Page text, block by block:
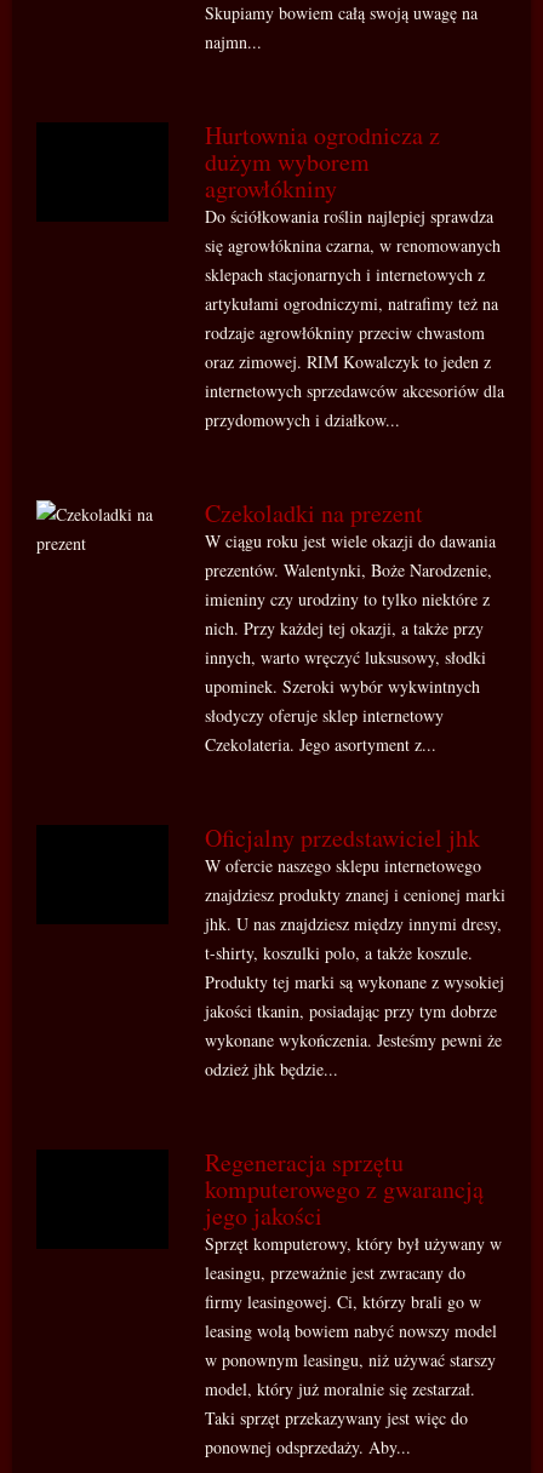
Skupiamy bowiem całą swoją uwagę na
najmn...
Hurtownia ogrodnicza z
dużym wyborem
agrowłókniny
Do ściółkowania roślin najlepiej sprawdza
się agrowłóknina czarna, w renomowanych
sklepach stacjonarnych i internetowych z
artykułami ogrodniczymi, natrafimy też na
rodzaje agrowłókniny przeciw chwastom
oraz zimowej. RIM Kowalczyk to jeden z
internetowych sprzedawców akcesoriów dla
przydomowych i działkow...
Czekoladki na prezent
W ciągu roku jest wiele okazji do dawania
prezentów. Walentynki, Boże Narodzenie,
imieniny czy urodziny to tylko niektóre z
nich. Przy każdej tej okazji, a także przy
innych, warto wręczyć luksusowy, słodki
upominek. Szeroki wybór wykwintnych
słodyczy oferuje sklep internetowy
Czekolateria. Jego asortyment z...
Oficjalny przedstawiciel jhk
W ofercie naszego sklepu internetowego
znajdziesz produkty znanej i cenionej marki
jhk. U nas znajdziesz między innymi dresy,
t-shirty, koszulki polo, a także koszule.
Produkty tej marki są wykonane z wysokiej
jakości tkanin, posiadając przy tym dobrze
wykonane wykończenia. Jesteśmy pewni że
odzież jhk będzie...
Regeneracja sprzętu
komputerowego z gwarancją
jego jakości
Sprzęt komputerowy, który był używany w
leasingu, przeważnie jest zwracany do
firmy leasingowej. Ci, którzy brali go w
leasing wolą bowiem nabyć nowszy model
w ponownym leasingu, niż używać starszy
model, który już moralnie się zestarzał.
Taki sprzęt przekazywany jest więc do
ponownej odsprzedaży. Aby...